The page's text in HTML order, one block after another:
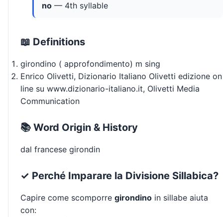
no — 4th syllable
📖 Definitions
girondino ( approfondimento) m sing
Enrico Olivetti, Dizionario Italiano Olivetti edizione on
line su www.dizionario-italiano.it, Olivetti Media
Communication
📚 Word Origin & History
dal francese girondin
✓ Perché Imparare la Divisione Sillabica?
Capire come scomporre girondino in sillabe aiuta
con: